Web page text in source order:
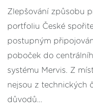
Zlepšování způsobu
portfoliu České
postupným
poboček do
systému Mervis. Z
nejsou z technických
důvodů…